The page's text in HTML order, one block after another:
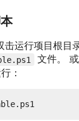
运行项目根目
文件。
：
. ps1